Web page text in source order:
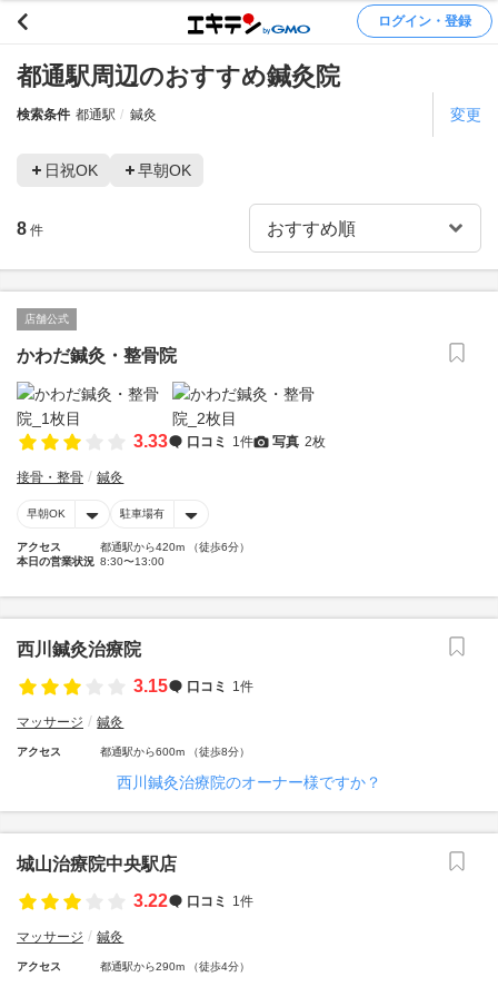
ログイン・登録
都通駅周辺のおすすめ鍼灸院
検索条件 都通駅 鍼灸 変更
日祝OK 早朝OK
8 件
店舗公式
かわだ鍼灸・整骨院
3.33 口コミ 1件 写真 2枚
接骨・整骨 鍼灸
早朝OK 駐車場有
アクセス
都通駅から420m （徒歩6分）
本日の営業状況 8:30〜13:00
西川鍼灸治療院
3.15
口コミ 1件
マッサージ 鍼灸
アクセス 都通駅から600m （徒歩8分）
西川鍼灸治療院のオーナー様ですか？
城山治療院中央駅店
3.22
口コミ 1件
マッサージ 鍼灸
アクセス 都通駅から290m （徒歩4分）